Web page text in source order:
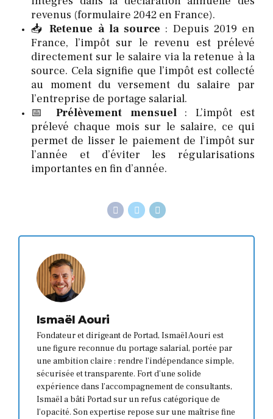
revenus (formulaire 2042 en France).
📥Retenue à la source : Depuis 2019 en
France, l’impôt sur le revenu est prélevé
directement sur le salaire via la retenue à la
source. Cela signifie que l’impôt est collecté
au moment du versement du salaire par
l’entreprise de portage salarial.
📅 Prélèvement mensuel: L’impôt est
prélevé chaque mois sur le salaire, ce qui
permet de lisser le paiement de l’impôt sur
l’année et d’éviter les régularisations
importantes en fin d’année.
Ismaël Aouri
Fondateur et dirigeant de Portad, Ismaël Aouri est
une figure reconnue du portage salarial, portée par
une ambition claire : rendre l’indépendance simple,
sécurisée et transparente. Fort d’une solide
expérience dans l’accompagnement de consultants,
Ismaël a bâti Portad sur un refus catégorique de
l’opacité. Son expertise repose sur une maîtrise fine